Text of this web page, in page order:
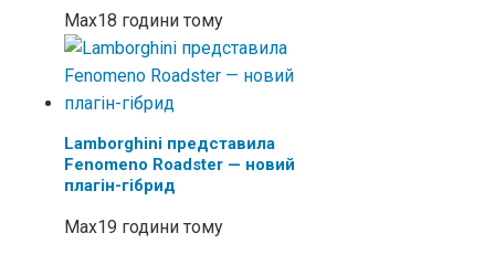
Max18 години тому
Lamborghini представила
Fenomeno Roadster — новий
плагін-гібрид
Max19 години тому